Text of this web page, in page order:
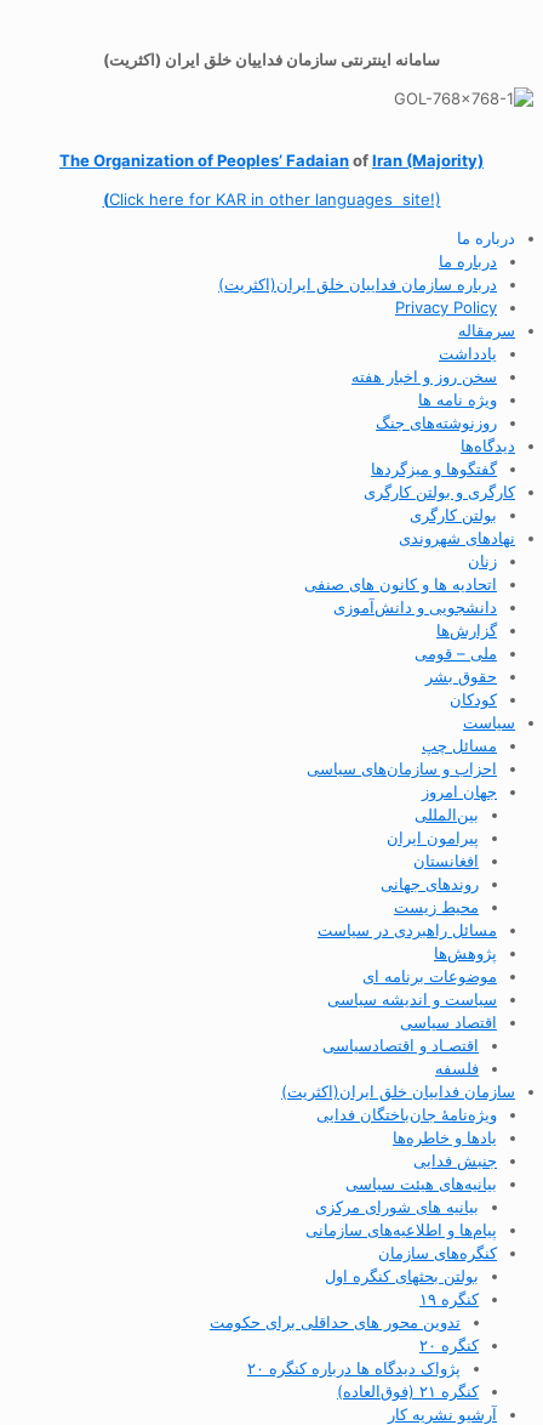
سامانه اینترنتی سازمان فداییان خلق ایران (اکثریت)
The Organization ofPeoples’ FadaianofIran (Majority)
(Click here for KAR in other languages site!)
درباره ما
درباره ما
درباره سازمان فداییان خلق ایران(اکثریت)
Privacy Policy
سرمقاله
یادداشت
سخن روز و اخبار هفته
ویژه نامه ها
روزنوشته‌های جنگ
دیدگاه‌ها
گفتگوها و میزگردها
کارگری و بولتن کارگری
بولتن کارگری
نهادهای شهروندی
زنان
اتحادیه ها و کانون های صنفی
دانشجویی و دانش‌آموزی
گزارش‌ها
ملی – قومی
حقوق بشر
کودکان
سیاست
مسائل چپ
احزاب و سازمان‌های سیاسی
جهان امروز
بین‌المللی
پیرامون ایران
افغانستان
روندهای جهانی
محیط زیست
مسائل راهبردی در سیاست
پژوهش‌ها
موضوعات برنامه ای
سیاست و اندیشه سیاسی
اقتصاد سیاسی
اقتصـاد و اقتصاد‌سیاسی
فلسفه
سازمان فداییان خلق ایران(اکثریت)
ویژه‌نامهٔ جان‌باختگان فدایی
یادها و خاطره‌ها
جنبش فدایی
بیانیه‌های هیئت سیاسی
بیانیه های شورای مرکزی
پیام‌ها و اطلاعیه‌های سازمانی
کنگره‌های سازمان
بولتن بحثهای کنگره اول
کنگره ۱۹
تدوین محور های حداقلی برای حکومت
کنگره ۲۰
پژواک دیدگاه ها درباره کنگره ۲۰
کنگره ۲۱ (فوق‌العاده)
آرشیو نشریه کار